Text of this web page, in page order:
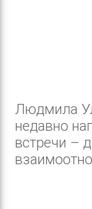
Людмила
недавно
встречи –